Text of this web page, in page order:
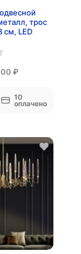
трос
см, LED
₽
10
оплачено